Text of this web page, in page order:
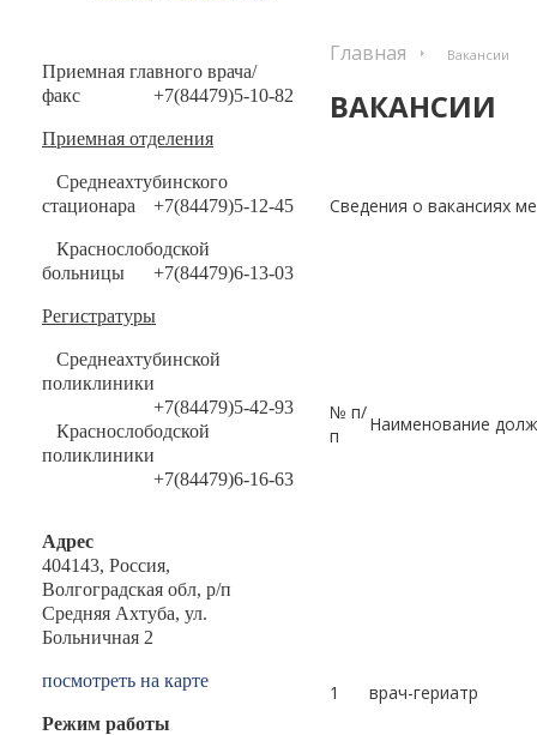
Приемная главного врача/
факс
+7(84479)5-10-82
Приемная отделения
Среднеахтубинского
стационара
+7(84479)5-12-45
Краснослободской
больницы
+7(84479)6-13-03
Регистратуры
Среднеахтубинской
поликлиники
+7(84479)5-42-93
Краснослободской
поликлиники
+7(84479)6-16-63
Адрес
404143, Россия,
Волгоградская обл, р/п
Средняя Ахтуба, ул.
Больничная 2
посмотреть на карте
Режим работы
Главная Вакансии
ВАКАНСИИ
Сведения о вакансиях
№ п/
п
Наименование
1 врач-гериатр